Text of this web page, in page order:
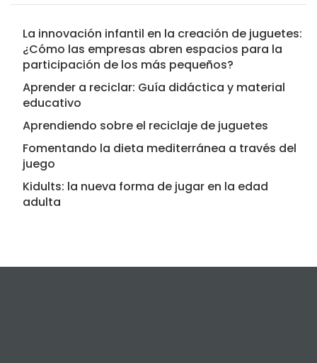
La innovación infantil en la creación de juguetes:
¿Cómo las empresas abren espacios para la
participación de los más pequeños?
Aprender a reciclar: Guía didáctica y material
educativo
Aprendiendo sobre el reciclaje de juguetes
Fomentando la dieta mediterránea a través del
juego
Kidults: la nueva forma de jugar en la edad
adulta